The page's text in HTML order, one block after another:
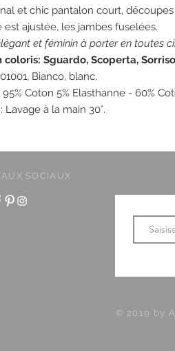
et chic pantalon court,
est ajustée, les jambes fuselées.
et féminin à porter en toutes
coloris: Sguardo, Scoperta,
Bianco, blanc.
95% Coton 5% Elasthanne - 60%
Lavage à la main 30°.
SOCIAUX
© 2019 by